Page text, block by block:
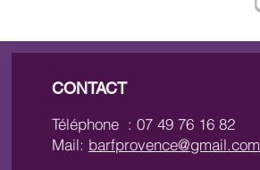
CONTACT
Téléphone : 07 49 76 16 82
Mail: barfprovence@gmail.com